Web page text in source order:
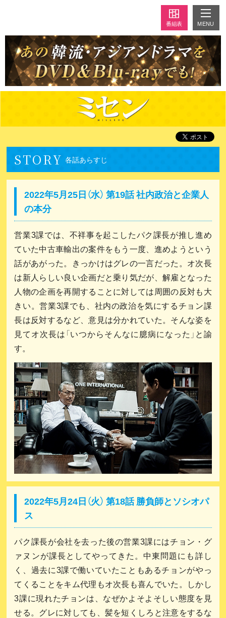
番組表 MENU
STORY 各話あらすじ
2022年5月25日（水） 第19話 社内政治と企業人
の本分
営業3課では、不祥事を起こしたパク課長が推し進め
ていた中古車輸出の案件をもう一度、進めようという
話があがった。きっかけはグレの一言だった。オ次長
は新人らしい良い企画だと乗り気だが、解雇となった
人物の企画を再開することに対しては周囲の反対も大
きい。営業3課でも、社内の政治を気にするチョン課
長は反対するなど、意見は分かれていた。そんな姿を
見てオ次長は「いつからそんなに臆病になった」と諭
す。
2022年5月24日（火） 第18話 勝負師とソシオパ
ス
パク課長が会社を去った後の営業3課にはチョン・グ
ァヌンが課長としてやってきた。中東問題にも詳し
く、過去に3課で働いていたこともあるチョンがやっ
てくることをキム代理もオ次長も喜んでいた。しかし
3課に現れたチョンは、なぜかよそよそしい態度を見
せる。グレに対しても、髪を短くしろと注意をするな